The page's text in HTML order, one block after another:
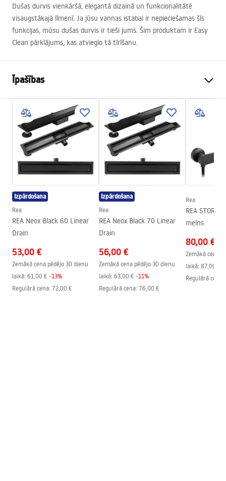
Dušas durvis vienkāršā, elegantā dizainā un funkcionalitātē
visaugstākajā līmenī. Ja jūsu vannas istabai ir nepieciešamas šīs
funkcijas, mūsu dušas durvis ir tieši jums. Šim produktam ir Easy
Clean pārklājums, kas atvieglo tā tīrīšanu.
Īpašības
Durvju atvēršanas metode
Durvju izmērs
90
Durvju virziens
Universal
Stikla biezums
6 mm
Dušas durvju augstums
200cm
Ieejas platums
60 cm
Profila materiāls
Alumīnija
Roktura materiāls
Alumīnija
Atvēršanas virziens
Easy Clean pārklājums
Jā, vienā loga pusē
Profila apdare
Black
Profilu pielāgošana
2 cm
Izpārdošana
Rea
REA Neox Black 60 Linear
Drain
53,00 €
Zemākā cena pēdējo 30 dienu
laikā: 61,00 € -13%
Regulārā cena: 72,00 €
Izpārdošana
Rea
REA Neox Black 70 Linear
Drain
56,00 €
Zemākā cena pēdējo 30 dienu
laikā: 63,00 € -11%
Regulārā cena: 76,00 €
Rea
REA STORM
melns
80,00 €
Zemākā cena
laikā: 87,00 €
Regulārā cena